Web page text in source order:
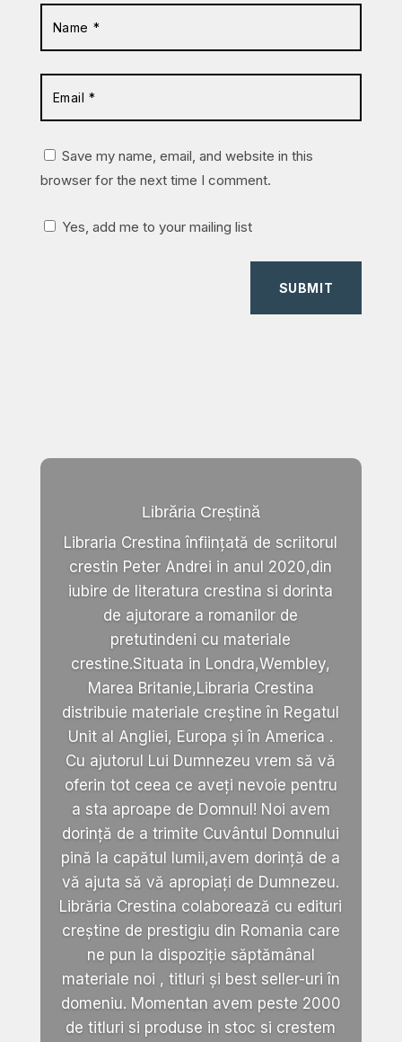
Save my name, email, and website in this
browser for the next time I comment.
Yes, add me to your mailing list
SUBMIT
Librăria Creștină
Libraria Crestina înființată de scriitorul
crestin Peter Andrei in anul 2020,din
iubire de literatura crestina si dorinta
de ajutorare a romanilor de
pretutindeni cu materiale
crestine.Situata in Londra,Wembley,
Marea Britanie,Libraria Crestina
distribuie materiale creștine în Regatul
Unit al Angliei, Europa și în America .
Cu ajutorul Lui Dumnezeu vrem să vă
oferin tot ceea ce aveți nevoie pentru
a sta aproape de Domnul! Noi avem
dorință de a trimite Cuvântul Domnului
pină la capătul lumii,avem dorință de a
vă ajuta să vă apropiați de Dumnezeu.
Librăria Crestina colaborează cu edituri
creștine de prestigiu din Romania care
ne pun la dispoziție săptămânal
materiale noi , titluri și best seller-uri în
domeniu. Momentan avem peste 2000
de titluri si produse in stoc si crestem